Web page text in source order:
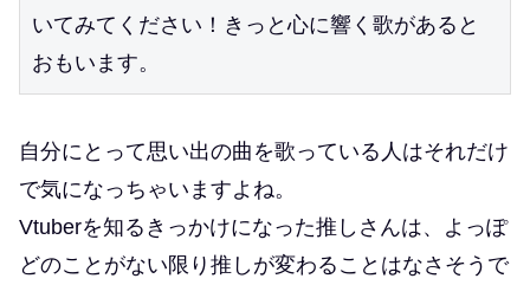
いてみてください！きっと心に響く歌があると
おもいます。
自分にとって思い出の曲を歌っている人はそれだけ
で気になっちゃいますよね。
Vtuberを知るきっかけになった推しさんは、よっぽ
どのことがない限り推しが変わることはなさそうで